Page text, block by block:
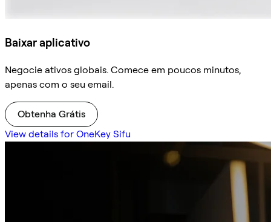
Baixar aplicativo
Negocie ativos globais. Comece em poucos minutos,
apenas com o seu email.
Obtenha Grátis
View details for OneKey Sifu